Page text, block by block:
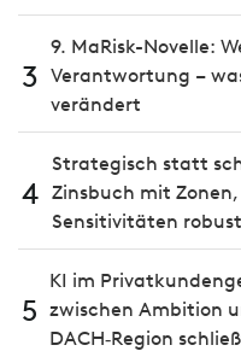
3
9. MaRisk-Novelle:
Verantwortung –
verändert
4
Strategisch statt
Zinsbuch mit
Sensitivitäten
5
KI im
zwischen Ambition
DACH‑Region